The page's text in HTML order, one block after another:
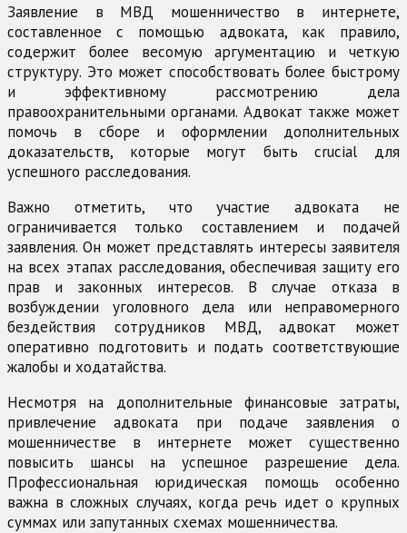
Заявление в МВД мошенничество в интернете,
составленное с помощью адвоката, как правило,
содержит более весомую аргументацию и четкую
структуру. Это может способствовать более быстрому
и эффективному рассмотрению дела
правоохранительными органами. Адвокат также может
помочь в сборе и оформлении дополнительных
доказательств, которые могут быть crucial для
успешного расследования.
Важно отметить, что участие адвоката не
ограничивается только составлением и подачей
заявления. Он может представлять интересы заявителя
на всех этапах расследования, обеспечивая защиту его
прав и законных интересов. В случае отказа в
возбуждении уголовного дела или неправомерного
бездействия сотрудников МВД, адвокат может
оперативно подготовить и подать соответствующие
жалобы и ходатайства.
Несмотря на дополнительные финансовые затраты,
привлечение адвоката при подаче заявления о
мошенничестве в интернете может существенно
повысить шансы на успешное разрешение дела.
Профессиональная юридическая помощь особенно
важна в сложных случаях, когда речь идет о крупных
суммах или запутанных схемах мошенничества.